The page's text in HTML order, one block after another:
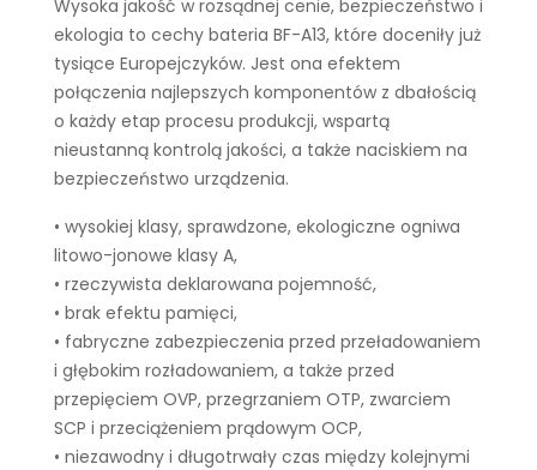
Wysoka jakość w rozsądnej cenie, bezpieczeństwo i
ekologia to cechy bateria BF-A13, które doceniły już
tysiące Europejczyków. Jest ona efektem
połączenia najlepszych komponentów z dbałością
o każdy etap procesu produkcji, wspartą
nieustanną kontrolą jakości, a także naciskiem na
bezpieczeństwo urządzenia.
• wysokiej klasy, sprawdzone, ekologiczne ogniwa
litowo-jonowe klasy A,
• rzeczywista deklarowana pojemność,
• brak efektu pamięci,
• fabryczne zabezpieczenia przed przeładowaniem
i głębokim rozładowaniem, a także przed
przepięciem OVP, przegrzaniem OTP, zwarciem
SCP i przeciążeniem prądowym OCP,
• niezawodny i długotrwały czas między kolejnymi